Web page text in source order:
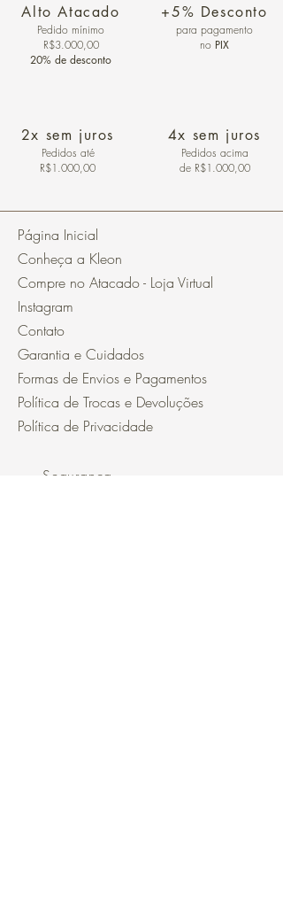
Alto Atacado
Pedido mínimo
R$3.000,00
20% de desconto
2x sem juros
Pedidos até
R$1.000,00
+5% Desconto
para pagamento
no PIX
4x sem juros
Pedidos acima
de R$1.000,00
Página Inicial
Conheça a Kleon
Compre no Atacado - Loja Virtual
Instagram
Contato
Garantia e Cuidados
Formas de Envios e Pagamentos
Política de Trocas e Devoluções
Política de Privacidade
Segurança